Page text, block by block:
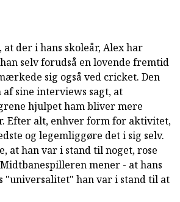
der i hans skoleår, Alex har
selv forudså en lovende fremtid
sig også ved cricket. Den
sine interviews sagt, at
hjulpet ham bliver mere
Efter alt, enhver form for aktivitet,
og legemliggøre det i sig selv.
at han var i stand til noget, rose
mener - at hans
"universalitet" han var i stand til at